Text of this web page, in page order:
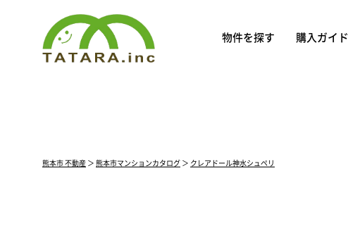
物件を探す 購入ガイド
熊本市 不動産 ＞ 熊本市マンションカタログ ＞ クレアドール神水シュペリ